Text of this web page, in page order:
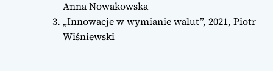
Anna Nowakowska
„Innowacje w wymianie walut”, 2021, Piotr
Wiśniewski